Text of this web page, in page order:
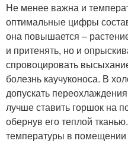
Не менее важна и
оптимальные цифры
она повышается –
и притенять, но и
спровоцировать
болезнь каучуконоса. В
допускать
лучше ставить горшок на
обернув его теплой
температуры в